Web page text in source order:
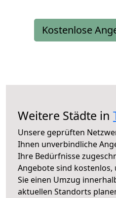
Kostenlose
Weitere Städte in
Unsere geprüften
Ihnen unverbindliche
Ihre Bedürfnisse
Angebote sind
Sie einen Umzug
aktuellen Standorts